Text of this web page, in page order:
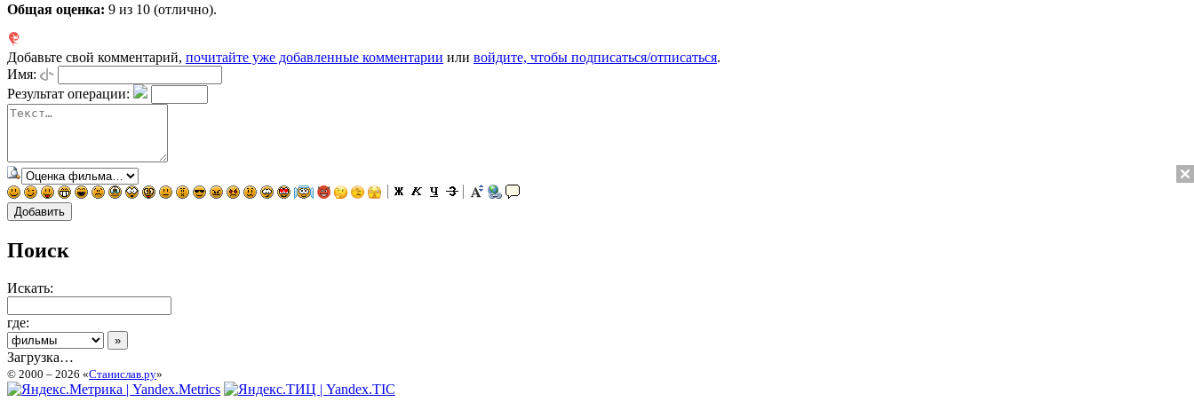
Общая оценка: 9 из 10 (отлично).
Добавьте свой комментарий, почитайте уже добавленные комментарии или войдите, чтобы подписаться/отписаться.
Имя:
Результат операции:
Поиск
Искать:
где:
Загрузка…
© 2000 – 2026 «Станислав.ру»